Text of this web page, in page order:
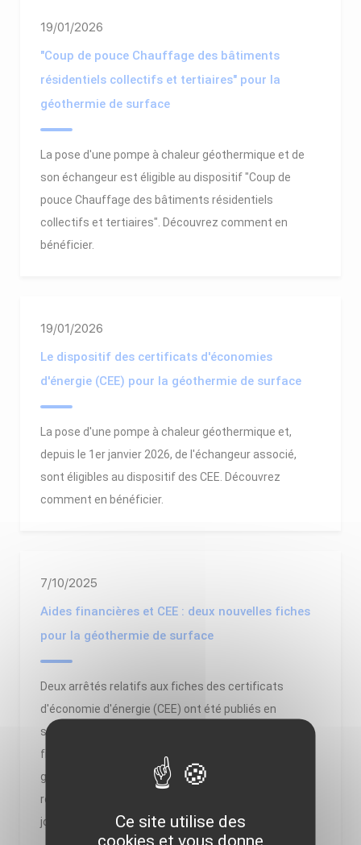
19/01/2026
"Coup de pouce Chauffage des bâtiments
résidentiels collectifs et tertiaires" pour la
géothermie de surface
La pose d'une pompe à chaleur géothermique et de
son échangeur est éligible au dispositif "Coup de
pouce Chauffage des bâtiments résidentiels
collectifs et tertiaires". Découvrez comment en
bénéficier.
19/01/2026
Le dispositif des certificats d'économies
d'énergie (CEE) pour la géothermie de surface
La pose d'une pompe à chaleur géothermique et,
depuis le 1er janvier 2026, de l'échangeur associé,
sont éligibles au dispositif des CEE. Découvrez
comment en bénéficier.
7/10/2025
Aides financières et CEE : deux nouvelles fiches
pour la géothermie de surface
Deux arrêtés relatifs aux fiches des certificats
d'économie d'énergie (CEE) ont été publiés en
septembre. Le premier a permis la création de deux
fiches d'opération standardisée relatives à la
géothermie de surface pour les bâtiments
résidentiels collectifs et tertiaires. Le second met à
jour la fic...
Ce site utilise des
cookies et vous donne